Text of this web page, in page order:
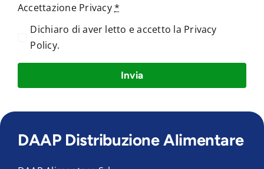
Accettazione Privacy*
Dichiaro di aver letto e accetto la Privacy
Policy.
Invia
DAAP Distribuzione Alimentare